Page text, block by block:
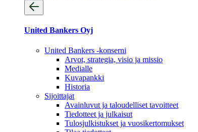
United Bankers Oyj
United Bankers -konserni
Arvot, strategia, visio ja missio
Medialle
Kuvapankki
Historia
Sijoittajat
Avainluvut ja taloudelliset tavoitteet
Tiedotteet ja julkaisut
Tulosjulkistukset ja vuosikertomukset